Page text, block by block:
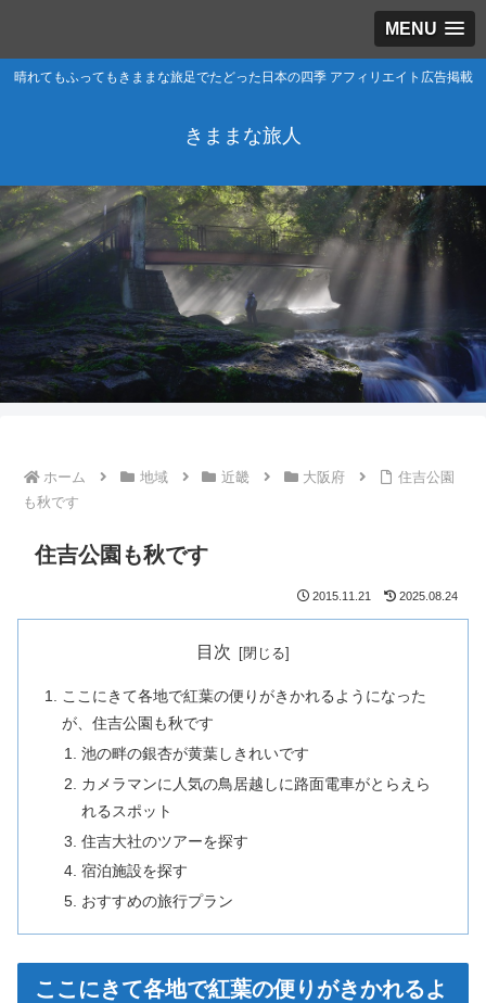
MENU
晴れてもふってもきままな旅足でたどった日本の四季 アフィリエイト広告掲載
きままな旅人
ホーム 地域 近畿 大阪府
住吉公園
も秋です
住吉公園も秋です
2015.11.21 2025.08.24
目次
ここにきて各地で紅葉の便りがきかれるようになった
が、住吉公園も秋です
池の畔の銀杏が黄葉しきれいです
カメラマンに人気の鳥居越しに路面電車がとらえら
れるスポット
住吉大社のツアーを探す
宿泊施設を探す
おすすめの旅行プラン
ここにきて各地で紅葉の便りがきかれるよ